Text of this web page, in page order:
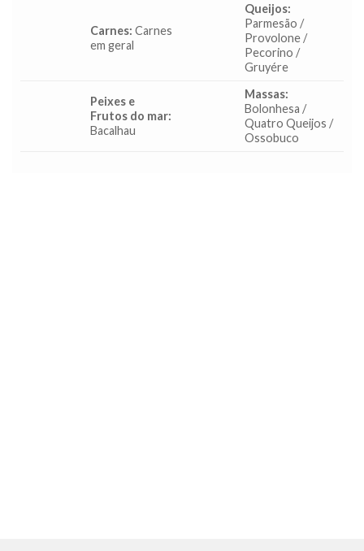
Carnes: Carnes
em geral
Queijos:
Parmesão /
Provolone /
Pecorino /
Gruyére
Peixes e
Frutos do mar:
Bacalhau
Massas:
Bolonhesa /
Quatro Queijos /
Ossobuco